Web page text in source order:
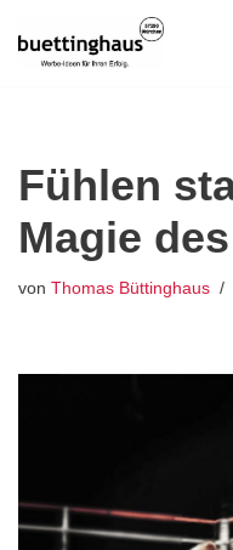
Zum
Fühlen
Magie
von Thomas Büttinghaus